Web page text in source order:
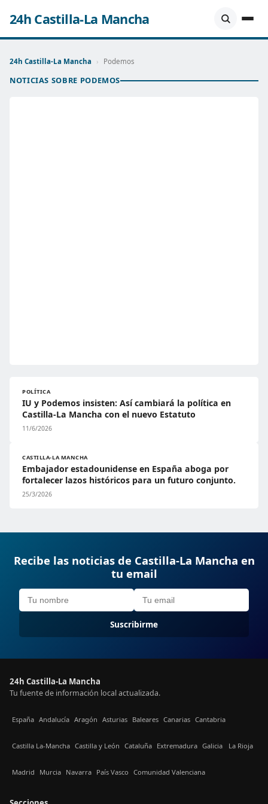
24h Castilla-La Mancha
24h Castilla-La Mancha › Podemos
NOTICIAS SOBRE PODEMOS
POLÍTICA
IU y Podemos insisten: Así cambiará la política en
Castilla-La Mancha con el nuevo Estatuto
11/6/2026
CASTILLA-LA MANCHA
Embajador estadounidense en España aboga por
fortalecer lazos históricos para un futuro conjunto.
25/3/2026
Recibe las noticias de Castilla-La Mancha en
tu email
Suscribirme
24h Castilla-La Mancha
Tu fuente de información local actualizada.
España Andalucía Aragón Asturias Baleares Canarias Cantabria
Castilla La-Mancha Castilla y León Cataluña Extremadura Galicia La Rioja
Madrid Murcia Navarra País Vasco Comunidad Valenciana